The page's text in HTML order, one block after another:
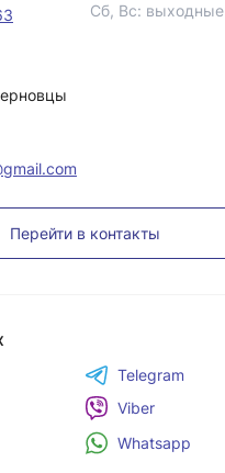
Сб, Вс: выходные
Перейти в контакты
Telegram
Viber
Whatsapp